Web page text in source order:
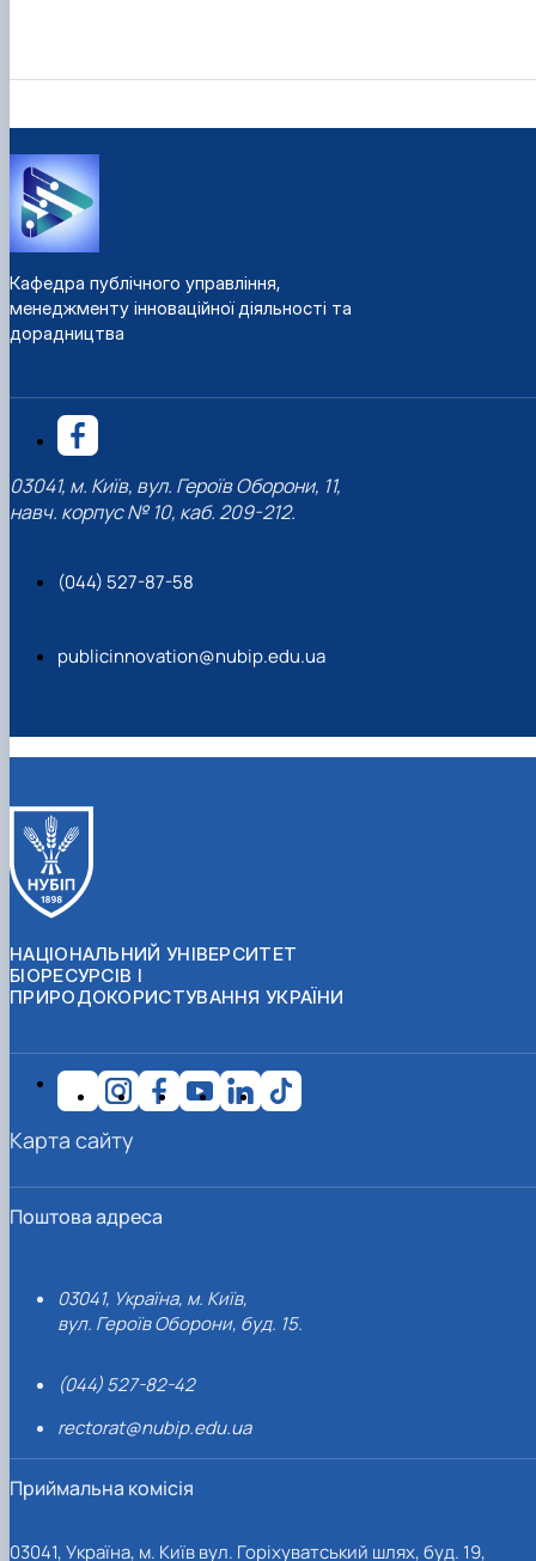
Кафедра публічного управління,
менеджменту інноваційної діяльності та
дорадництва
03041, м. Київ, вул. Героїв Оборони, 11,
навч. корпус № 10, каб. 209-212.
(044) 527-87-58
publicinnovation@nubip.edu.ua
НАЦІОНАЛЬНИЙ УНІВЕРСИТЕТ
БІОРЕСУРСІВ І
ПРИРОДОКОРИСТУВАННЯ УКРАЇНИ
Поштова адреса
03041, Україна, м. Київ,
вул. Героїв Оборони, буд. 15.
(044) 527-82-42
rectorat@nubip.edu.ua
Приймальна комісія
03041, Україна, м. Київ вул. Горіхуватський шлях, буд. 19,
Карта сайту